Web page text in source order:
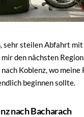
sehr steilen Abfahrt mit
den nächsten
Koblenz, wo meine
beginnen sollte.
nach Bacharach